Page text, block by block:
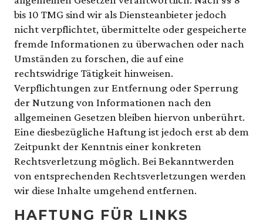
bis 10 TMG sind wir als Diensteanbieter jedoch
nicht verpflichtet, übermittelte oder gespeicherte
fremde Informationen zu überwachen oder nach
Umständen zu forschen, die auf eine
rechtswidrige Tätigkeit hinweisen.
Verpflichtungen zur Entfernung oder Sperrung
der Nutzung von Informationen nach den
allgemeinen Gesetzen bleiben hiervon unberührt.
Eine diesbezügliche Haftung ist jedoch erst ab dem
Zeitpunkt der Kenntnis einer konkreten
Rechtsverletzung möglich. Bei Bekanntwerden
von entsprechenden Rechtsverletzungen werden
wir diese Inhalte umgehend entfernen.
HAFTUNG FÜR LINKS